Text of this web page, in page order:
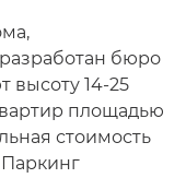
бюро
высоту 14-25
площадью
стоимость